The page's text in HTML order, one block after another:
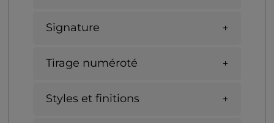
Signature
Tirage numéroté
Styles et finitions